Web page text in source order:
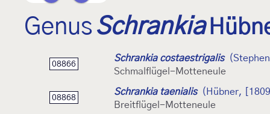
Genus Schrankia
08866
Schrankia costaestrigalis
Schmalflügel-Motteneule
08868
Schrankia taenialis
(Hübner,
Breitflügel-Motteneule